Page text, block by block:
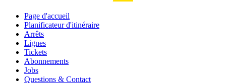
Page d'accueil
Planificateur d'itinéraire
Arrêts
Lignes
Tickets
Abonnements
Jobs
Questions & Contact